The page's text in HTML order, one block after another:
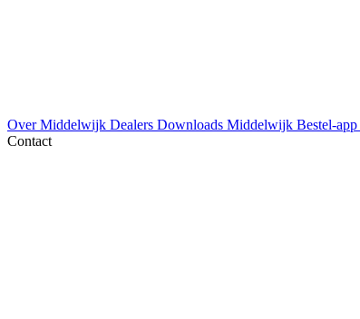
Over Middelwijk Dealers Downloads Middelwijk Bestel-app
Contact